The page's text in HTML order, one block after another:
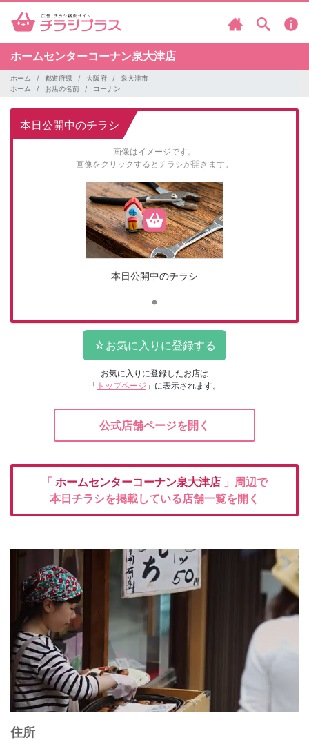
ホームセンターコーナン泉大津店
ホーム 都道府県 大阪府
泉大津市
ホーム
お店の名前 コーナン
本日公開中のチラシ
画像はイメージです。
画像をクリックするとチラシが開きます。
本日公開中のチラシ
お気に入りに登録したお店は
「 トップページ 」に表示されます。
公式店舗ページを開く
「 ホームセンターコーナン泉大津店 」周辺で
本日チラシを掲載している店舗一覧を開く
住所